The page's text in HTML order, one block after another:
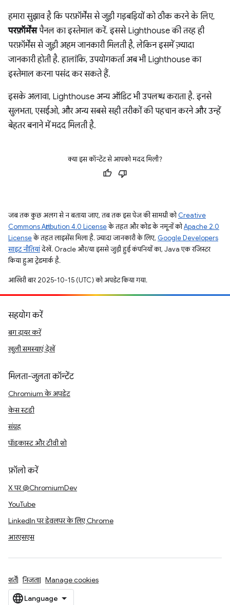
हमारा सुझाव है कि परफ़ॉर्मेंस से जुड़ी गड़बड़ियों को ठीक करने के लिए,
परफ़ॉर्मेंसपैनल का इस्तेमाल करें. इससे Lighthouse की तरह ही
परफ़ॉर्मेंस से जुड़ी अहम जानकारी मिलती है, लेकिन इसमें ज़्यादा
जानकारी होती है. हालांकि, उपयोगकर्ता अब भी Lighthouse का
इस्तेमाल करना पसंद कर सकते हैं.
इसके अलावा, Lighthouse अन्य ऑडिट भी उपलब्ध कराता है. इनसे
सुलभता, एसईओ, और अन्य सबसे सही तरीकों की पहचान करने और उन्हें
बेहतर बनाने में मदद मिलती है.
क्या इस कॉन्टेंट से आपको मदद मिली?
जब तक कुछ अलग से न बताया जाए, तब तक इस पेज की सामग्री कोCreative
Commons Attribution 4.0 Licenseके तहत और कोड के नमूनों कोApache 2.0
Licenseके तहत लाइसेंस मिला है. ज़्यादा जानकारी के लिए, Google Developers
साइट नीतियांदेखें. Oracle और/या इससे जुड़ी हुई कंपनियों का, Java एक रजिस्टर
किया हुआ ट्रेडमार्क है.
आखिरी बार 2025-10-15 (UTC) को अपडेट किया गया.
सहयोग करें
बग दायर करें
खुली समस्याएं देखें
मिलता-जुलता कॉन्टेंट
Chromium के अपडेट
केस स्टडी
संग्रह
पॉडकास्ट और टीवी शो
फ़ॉलो करें
X पर @ChromiumDev
YouTube
LinkedIn पर डेवलपर के लिए Chrome
आरएसएस
शर्तें निजता Manage cookies